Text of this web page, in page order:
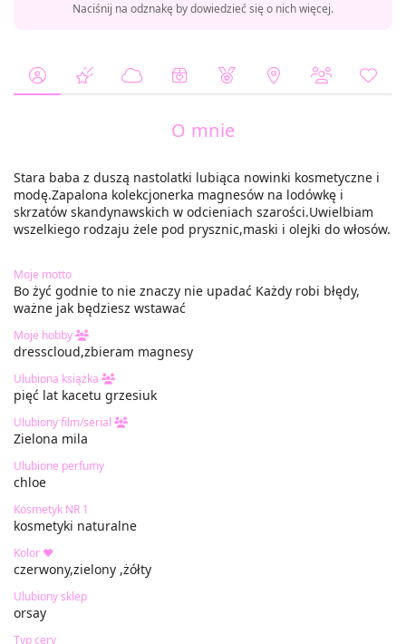
Naciśnij na odznakę by dowiedzieć się o nich więcej.
O mnie
Stara baba z duszą nastolatki lubiąca nowinki kosmetyczne i
modę.Zapalona kolekcjonerka magnesów na lodówkę i
skrzatów skandynawskich w odcieniach szarości.Uwielbiam
wszelkiego rodzaju żele pod prysznic,maski i olejki do włosów.
Moje motto
Bo żyć godnie to nie znaczy nie upadać Każdy robi błędy,
ważne jak będziesz wstawać
Moje hobby
dresscloud,zbieram magnesy
Ulubiona książka
pięć lat kacetu grzesiuk
Ulubiony film/serial
Zielona mila
Ulubione perfumy
chloe
Kosmetyk NR 1
kosmetyki naturalne
Kolor ❤
czerwony,zielony ,żółty
Ulubiony sklep
orsay
Typ cery